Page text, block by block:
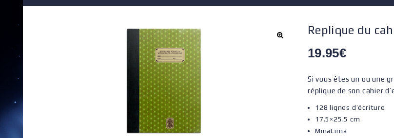
Replique du
19.95€
Si vous êtes un ou une
réplique de son cahier
128 lignes d’écriture
17.5×25.5 cm
MinaLima